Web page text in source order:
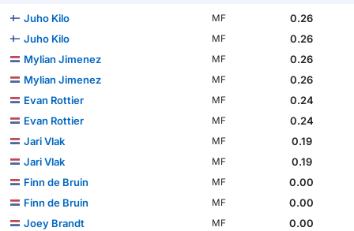
Juho Kilo MF
0.26
Juho Kilo
MF
0.26
Mylian Jimenez
MF
0.26
Mylian Jimenez
MF
0.26
Evan Rottier
MF
0.24
Evan Rottier
MF
0.24
Jari Vlak
MF
0.19
Jari Vlak
MF
0.19
Finn de Bruin
MF
0.00
Finn de Bruin
MF
0.00
Joey Brandt
MF
0.00